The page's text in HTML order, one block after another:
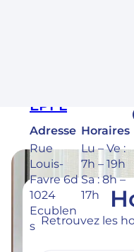
EPFL
Adresse
Rue
Louis-
Favre 6d
1024
Ecublen
s
Horaires
Lu – Ve :
7h – 19h
Sa : 8h –
17h
Retrouvez les